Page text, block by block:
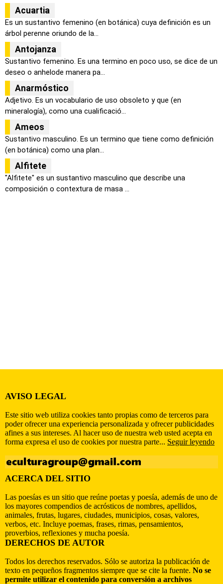
Acuartia
Es un sustantivo femenino (en botánica) cuya definición es un
árbol perenne oriundo de la...
Antojanza
Sustantivo femenino. Es una termino en poco uso, se dice de un
deseo o anhelode manera pa...
Anarmóstico
Adjetivo. Es un vocabulario de uso obsoleto y que (en
mineralogía), como una cualificació...
Ameos
Sustantivo masculino. Es un termino que tiene como definición
(en botánica) como una plan...
Alfitete
"Alfitete" es un sustantivo masculino que describe una
composición o contextura de masa ...
AVISO LEGAL
Este sitio web utiliza cookies tanto propias como de terceros para
poder ofrecer una experiencia personalizada y ofrecer publicidades
afines a sus intereses. Al hacer uso de nuestra web usted acepta en
forma expresa el uso de cookies por nuestra parte... Seguir leyendo
ACERCA DEL SITIO
Las poesías es un sitio que reúne poetas y poesía, además de uno de
los mayores compendios de acrósticos de nombres, apellidos,
animales, frutas, lugares, ciudades, municipios, cosas, valores,
verbos, etc. Incluye poemas, frases, rimas, pensamientos,
proverbios, reflexiones y mucha poesía.
DERECHOS DE AUTOR
Todos los derechos reservados. Sólo se autoriza la publicación de
texto en pequeños fragmentos siempre que se cite la fuente. No se
permite utilizar el contenido para conversión a archivos